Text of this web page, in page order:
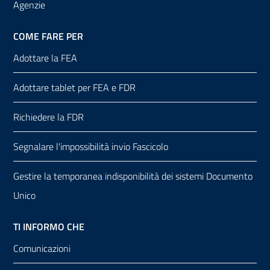
Agenzie
COME FARE PER
Adottare la FEA
Adottare tablet per FEA e FDR
Richiedere la FDR
Segnalare l'impossibilità invio Fascicolo
Gestire la temporanea indisponibilità dei sistemi Documento
Unico
TI INFORMO CHE
Comunicazioni